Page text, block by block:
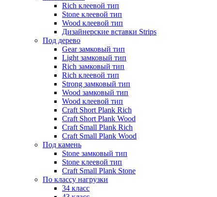
Rich клеевой тип
Stone клеевой тип
Wood клеевой тип
Дизайнерские вставки Strips
Под дерево
Gear замковый тип
Light замковый тип
Rich замковый тип
Rich клеевой тип
Strong замковый тип
Wood замковый тип
Wood клеевой тип
Craft Short Plank Rich
Craft Short Plank Wood
Craft Small Plank Rich
Craft Small Plank Wood
Под камень
Stone замковый тип
Stone клеевой тип
Craft Small Plank Stone
По классу нагрузки
34 класс